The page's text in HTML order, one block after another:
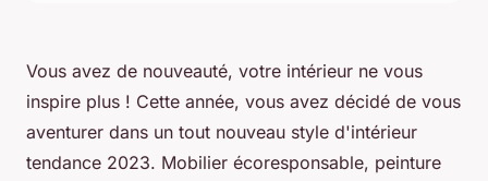
Vous avez de nouveauté, votre intérieur ne vous
inspire plus ! Cette année, vous avez décidé de vous
aventurer dans un tout nouveau style d'intérieur
tendance 2023. Mobilier écoresponsable, peinture